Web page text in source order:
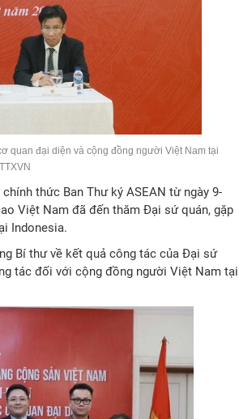
quan đại diện và cộng đồng người Việt Nam tại
thức Ban Thư ký ASEAN từ ngày 9-
Việt Nam đã đến thăm Đại sứ quán, gặp
Indonesia.
Bí thư về kết quả công tác của Đại sứ
tác đối với cộng đồng người Việt Nam tại